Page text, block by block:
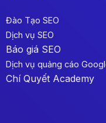
Đào Tạo SEO
Dịch vụ SEO
Báo giá SEO
Dịch vụ quảng cáo
Chí Quyết Academy